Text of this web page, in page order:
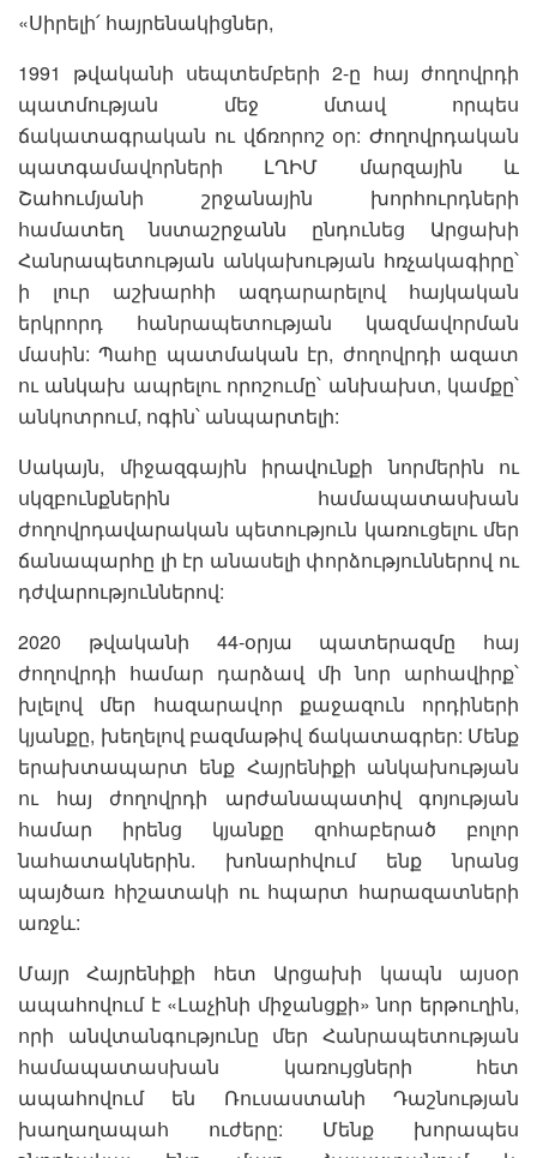
«Սիրելի՛ հայրենակիցներ,
1991 թվականի սեպտեմբերի 2-ը հայ ժողովրդի
պատմության մեջ մտավ որպես
ճակատագրական ու վճռորոշ օր: Ժողովրդական
պատգամավորների ԼՂԻՄ մարզային և
Շահումյանի շրջանային խորհուրդների
համատեղ նստաշրջանն ընդունեց Արցախի
Հանրապետության անկախության հռչակագիրը՝
ի լուր աշխարհի ազդարարելով հայկական
երկրորդ հանրապետության կազմավորման
մասին: Պահը պատմական էր, ժողովրդի ազատ
ու անկախ ապրելու որոշումը՝ անխախտ, կամքը՝
անկոտրում, ոգին՝ անպարտելի:
Սակայն, միջազգային իրավունքի նորմերին ու
սկզբունքներին համապատասխան
ժողովրդավարական պետություն կառուցելու մեր
ճանապարհը լի էր անասելի փորձություններով ու
դժվարություններով:
2020 թվականի 44-օրյա պատերազմը հայ
ժողովրդի համար դարձավ մի նոր արհավիրք՝
խլելով մեր հազարավոր քաջազուն որդիների
կյանքը, խեղելով բազմաթիվ ճակատագրեր: Մենք
երախտապարտ ենք Հայրենիքի անկախության
ու հայ ժողովրդի արժանապատիվ գոյության
համար իրենց կյանքը զոհաբերած բոլոր
նահատակներին. խոնարհվում ենք նրանց
պայծառ հիշատակի ու հպարտ հարազատների
առջև:
Մայր Հայրենիքի հետ Արցախի կապն այսօր
ապահովում է «Լաչինի միջանցքի» նոր երթուղին,
որի անվտանգությունը մեր Հանրապետության
համապատասխան կառույցների հետ
ապահովում են Ռուսաստանի Դաշնության
խաղաղապահ ուժերը: Մենք խորապես